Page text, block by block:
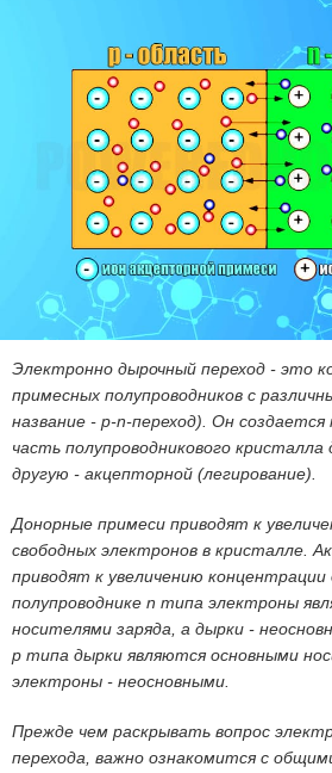
Электронно дырочный переход - это
примесных полупроводников с
название - p-n-переход). Он
часть полупроводникового
другую - акцепторной (легирование).
Донорные примеси приводят к
свободных электронов в кристалле.
приводят к увеличению концентрации
полупроводнике n типа электроны
носителями заряда, а дырки -
p типа дырки являются основными
электро­ны - неосновными.
Прежде чем раскрывать вопрос
перехода, важно ознакомится с